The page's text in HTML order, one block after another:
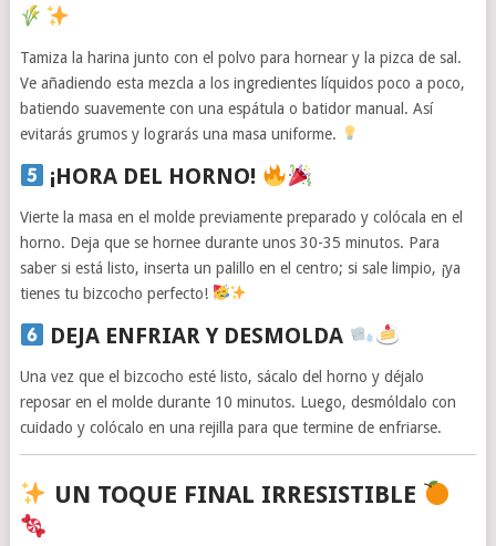
Tamiza la harina junto con el polvo para hornear y la pizca de sal.
Ve añadiendo esta mezcla a los ingredientes líquidos poco a poco,
batiendo suavemente con una espátula o batidor manual. Así
evitarás grumos y lograrás una masa uniforme.
¡HORA DEL HORNO!
Vierte la masa en el molde previamente preparado y colócala en el
horno. Deja que se hornee durante unos 30-35 minutos. Para
saber si está listo, inserta un palillo en el centro; si sale limpio, ¡ya
tienes tu bizcocho perfecto!
DEJA ENFRIAR Y DESMOLDA
Una vez que el bizcocho esté listo, sácalo del horno y déjalo
reposar en el molde durante 10 minutos. Luego, desmóldalo con
cuidado y colócalo en una rejilla para que termine de enfriarse.
UN TOQUE FINAL IRRESISTIBLE